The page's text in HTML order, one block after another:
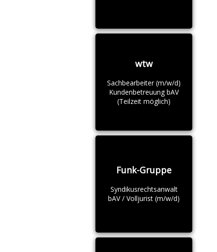
wtw
Sachbearbeiter (m/w/d)
Kundenbetreuung bAV
(Teilzeit möglich)
Funk-Gruppe
Syndikusrechtsanwalt
bAV / Volljurist (m/w/d)